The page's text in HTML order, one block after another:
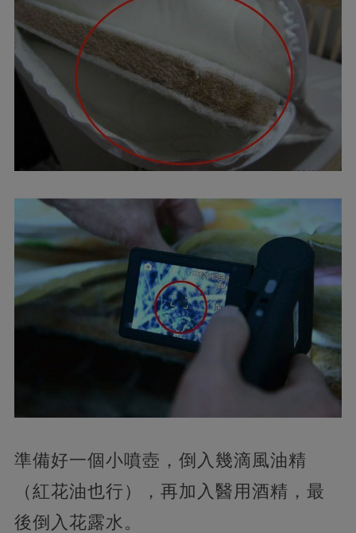
準備好一個小噴壺，倒入幾滴風油精
（紅花油也行），再加入醫用酒精，最
後倒入花露水。